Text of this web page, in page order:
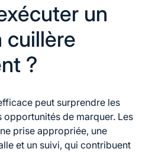
un
cuillère
?
peut surprendre les
de marquer. Les
prise appropriée, une
et un suivi, qui contribuent